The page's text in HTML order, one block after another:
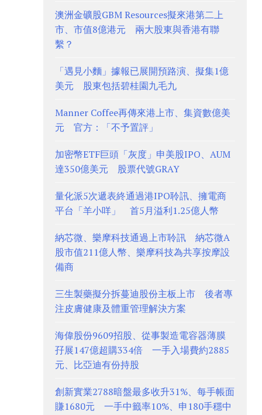
澳洲金礦股GBM Resources擬來港第二上
市、市值8億港元 兩大股東與香港有聯
繫？
「遇見小麵」據報已展開預路演、擬集1億
美元 股東包括碧桂園九毛九
Manner Coffee再傳來港上市、集資數億美
元 官方：「不予置評」
加密幣ETF巨頭「灰度」申美股IPO、AUM
達350億美元 股票代號GRAY
量化派5次遞表終通過港IPO聆訊、擁電商
平台「羊小咩」 首5月溢利1.25億人幣
納芯微、樂摩科技通過上市聆訊 納芯微A
股市值211億人幣、樂摩科技為共享按摩設
備商
三生製藥擬分拆蔓迪股份主板上市 後者專
注皮膚健康及體重管理解決方案
海偉股份9609招股、從事製造電容器薄膜
孖展147億超購334倍 一手入場費約2885
元、比亞迪有份持股
創新實業2788暗盤最多收升31%、每手帳面
賺1680元 一手中籤率10%、申180手穩中